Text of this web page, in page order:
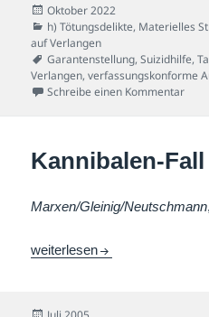
Veröffentlicht
am
Oktober 2022
Kategorien
h) Tötungsdelikte, Materielles
auf Verlangen
Schlagwörter
Garantenstellung,Suizidhilfe,
Verlangen,verfassungskonforme
Schreibe einen Kommentarzu
Kannibalen-Fall
Marxen/Gleinig/Neutschmann
Kannibalen-Fall
weiterlesen